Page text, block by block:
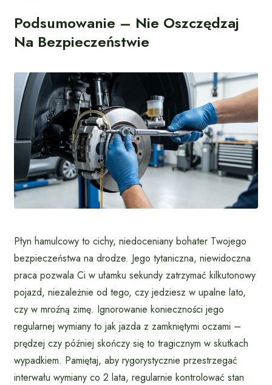
Podsumowanie – Nie Oszczędzaj
Na Bezpieczeństwie
Płyn hamulcowy to cichy, niedoceniany bohater Twojego
bezpieczeństwa na drodze. Jego tytaniczna, niewidoczna
praca pozwala Ci w ułamku sekundy zatrzymać kilkutonowy
pojazd, niezależnie od tego, czy jedziesz w upalne lato,
czy w mroźną zimę. Ignorowanie konieczności jego
regularnej wymiany to jak jazda z zamkniętymi oczami –
prędzej czy później skończy się to tragicznym w skutkach
wypadkiem. Pamiętaj, aby rygorystycznie przestrzegać
interwału wymiany co 2 lata, regularnie kontrolować stan